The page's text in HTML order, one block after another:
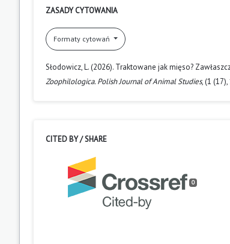
ZASADY CYTOWANIA
Formaty cytowań
Słodowicz, L. (2026). Traktowane jak mięso?
Zoophilologica. Polish Journal of Animal Studies, (1
CITED BY / SHARE
0